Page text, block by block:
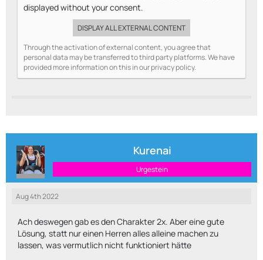
displayed without your consent.
DISPLAY ALL EXTERNAL CONTENT
Through the activation of external content, you agree that
personal data may be transferred to third party platforms. We have
provided more information on this in our privacy policy.
Kurenai
Urgestein
Aug 4th 2022
Ach deswegen gab es den Charakter 2x. Aber eine gute
Lösung, statt nur einen Herren alles alleine machen zu
lassen, was vermutlich nicht funktioniert hätte